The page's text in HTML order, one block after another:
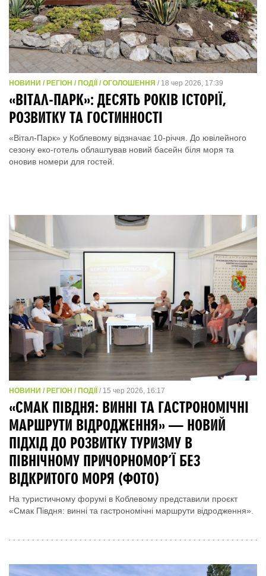
НОВИНИ / РЕГІОН / ПОДІЇ / ОГОЛОШЕННЯ / 18 чер 2026, 17:39
«ВІТАЛ-ПАРК»: ДЕСЯТЬ РОКІВ ІСТОРІЇ,
РОЗВИТКУ ТА ГОСТИННОСТІ
«Вітал-Парк» у Коблевому відзначає 10-річчя. До ювілейного
сезону еко-готель облаштував новий басейн біля моря та
оновив номери для гостей.
НОВИНИ / РЕГІОН / ПОДІЇ / 15 чер 2026, 16:17
«СМАК ПІВДНЯ: ВИННІ ТА ГАСТРОНОМІЧНІ
МАРШРУТИ ВІДРОДЖЕННЯ» — НОВИЙ
ПІДХІД ДО РОЗВИТКУ ТУРИЗМУ В
ПІВНІЧНОМУ ПРИЧОРНОМОР’Ї БЕЗ
ВІДКРИТОГО МОРЯ (ФОТО)
На туристичному форумі в Коблевому представили проєкт
«Смак Півдня: винні та гастрономічні маршрути відродження».